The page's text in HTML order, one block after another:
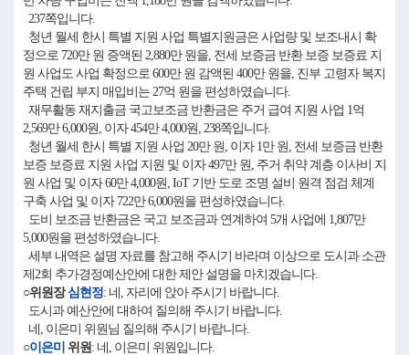
237쪽입니다.
청년 월세 한시 특별 지원 사업 특별지원금은 사업량 및 보조내시 확
정으로 720만 원 증액된 2,880만 원을, 전세 보증금 반환 보증 보증료 지
원 사업도 사업 확정으로 600만 원 감액된 400만 원을, 진부 고령자 복지
주택 건립 부지 매입비는 27억 원을 편성하였습니다.
재무활동 재지출금 국고보조금 반환금은 주거 급여 지원 사업 1억
2,569만 6,000원, 이자 454만 4,000원, 238쪽입니다.
청년 월세 한시 특별 지원 사업 20만 원, 이자 1만 원, 전세 보증금 반환
보증 보증료 지원 사업 지원 및 이자 497만 원, 주거 취약 계층 이사비 지
원 사업 및 이자 60만 4,000원, IoT 기반 도로 조명 설비 원격 점검 체계
구축 사업 및 이자 722만 6,000원을 편성하였습니다.
도비 보조금 반환금은 국고 보조금과 연계하여 5개 사업에 1,807만
5,000원을 편성하였습니다.
세부 내역은 설명 자료를 참고해 주시기 바라며 이상으로 도시과 소관
제2회 추가경정예산안에 대한 제안 설명을 마치겠습니다.
○위원장심현정: 네, 자리에 앉아 주시기 바랍니다.
도시과 예산안에 대하여 질의해 주시기 바랍니다.
네, 이은미 위원님 질의해 주시기 바랍니다.
○이은미 위원: 네, 이은미 위원입니다.